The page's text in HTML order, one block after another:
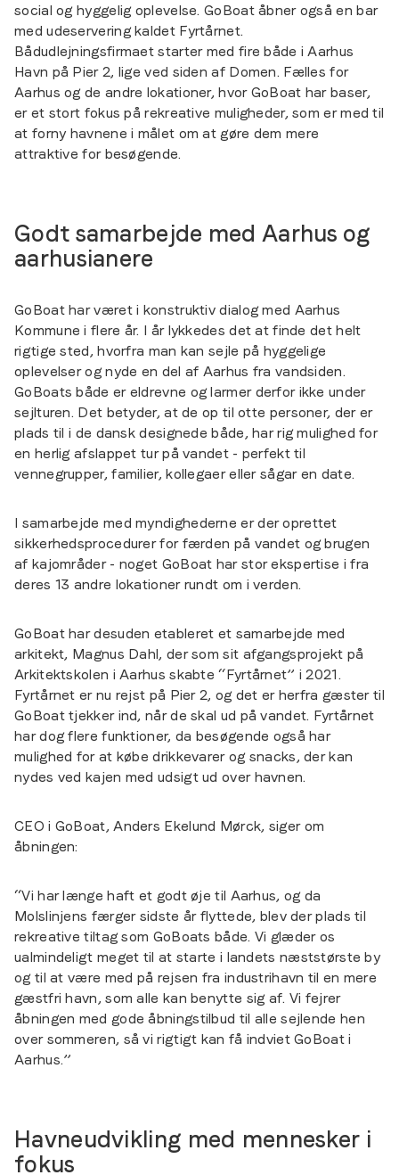
social og hyggelig oplevelse. GoBoat åbner også en bar
med udeservering kaldet Fyrtårnet.
Bådudlejningsfirmaet starter med fire både i Aarhus
Havn på Pier 2, lige ved siden af Domen. Fælles for
Aarhus og de andre lokationer, hvor GoBoat har baser,
er et stort fokus på rekreative muligheder, som er med til
at forny havnene i målet om at gøre dem mere
attraktive for besøgende.
Godt samarbejde med Aarhus og
aarhusianere
GoBoat har været i konstruktiv dialog med Aarhus
Kommune i flere år. I år lykkedes det at finde det helt
rigtige sted, hvorfra man kan sejle på hyggelige
oplevelser og nyde en del af Aarhus fra vandsiden.
GoBoats både er eldrevne og larmer derfor ikke under
sejlturen. Det betyder, at de op til otte personer, der er
plads til i de dansk designede både, har rig mulighed for
en herlig afslappet tur på vandet - perfekt til
vennegrupper, familier, kollegaer eller sågar en date.
I samarbejde med myndighederne er der oprettet
sikkerhedsprocedurer for færden på vandet og brugen
af kajområder - noget GoBoat har stor ekspertise i fra
deres 13 andre lokationer rundt om i verden.
GoBoat har desuden etableret et samarbejde med
arkitekt, Magnus Dahl, der som sit afgangsprojekt på
Arkitektskolen i Aarhus skabte “Fyrtårnet” i 2021.
Fyrtårnet er nu rejst på Pier 2, og det er herfra gæster til
GoBoat tjekker ind, når de skal ud på vandet. Fyrtårnet
har dog flere funktioner, da besøgende også har
mulighed for at købe drikkevarer og snacks, der kan
nydes ved kajen med udsigt ud over havnen.
CEO i GoBoat, Anders Ekelund Mørck, siger om
åbningen:
“Vi har længe haft et godt øje til Aarhus, og da
Molslinjens færger sidste år flyttede, blev der plads til
rekreative tiltag som GoBoats både. Vi glæder os
ualmindeligt meget til at starte i landets næststørste by
og til at være med på rejsen fra industrihavn til en mere
gæstfri havn, som alle kan benytte sig af. Vi fejrer
åbningen med gode åbningstilbud til alle sejlende hen
over sommeren, så vi rigtigt kan få indviet GoBoat i
Aarhus.”
Havneudvikling med mennesker i
fokus